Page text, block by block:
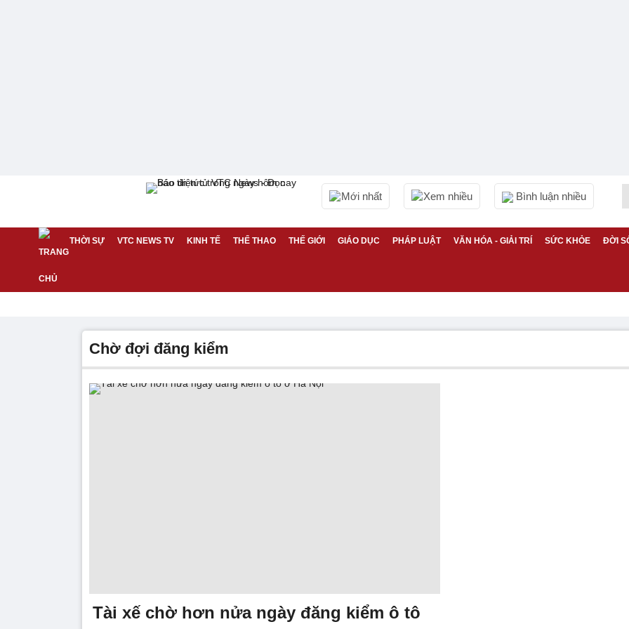
Mới nhất Xem nhiều Bình luận nhiều
THỜI SỰ VTC NEWS TV KINH TẾ THỂ THAO THẾ GIỚI GIÁO DỤC PHÁP LUẬT VĂN HÓA - GIẢI TRÍ SỨC KHỎE ĐỜI
chờ đợi đăng kiểm
Tài xế chờ hơn nửa ngày đăng kiểm ô tô